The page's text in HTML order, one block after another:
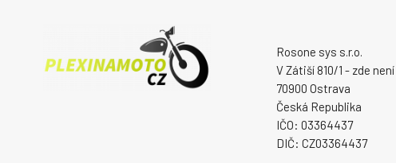
Rosone sys s.r.o.
V Zátiší 810/1 - zde
70900 Ostrava
Česká Republika
IČO: 03364437
DIČ: CZ03364437